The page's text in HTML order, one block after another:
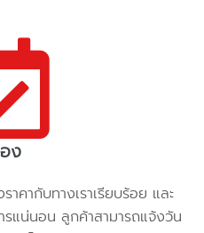
ง
าคากับทางเราเรียบร้อย และ
รแน่นอน ลูกค้าสามารถแจ้งวัน